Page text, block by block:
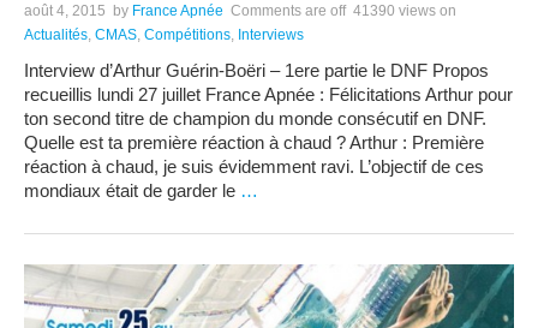
août 4, 2015 by France Apnée Comments are off 41390 views on
Actualités CMAS Compétitions Interviews
Interview d’Arthur Guérin-Boëri – 1ere partie le DNF Propos
recueillis lundi 27 juillet France Apnée : Félicitations Arthur pour
ton second titre de champion du monde consécutif en DNF.
Quelle est ta première réaction à chaud ? Arthur : Première
réaction à chaud, je suis évidemment ravi. L’objectif de ces
mondiaux était de garder le …